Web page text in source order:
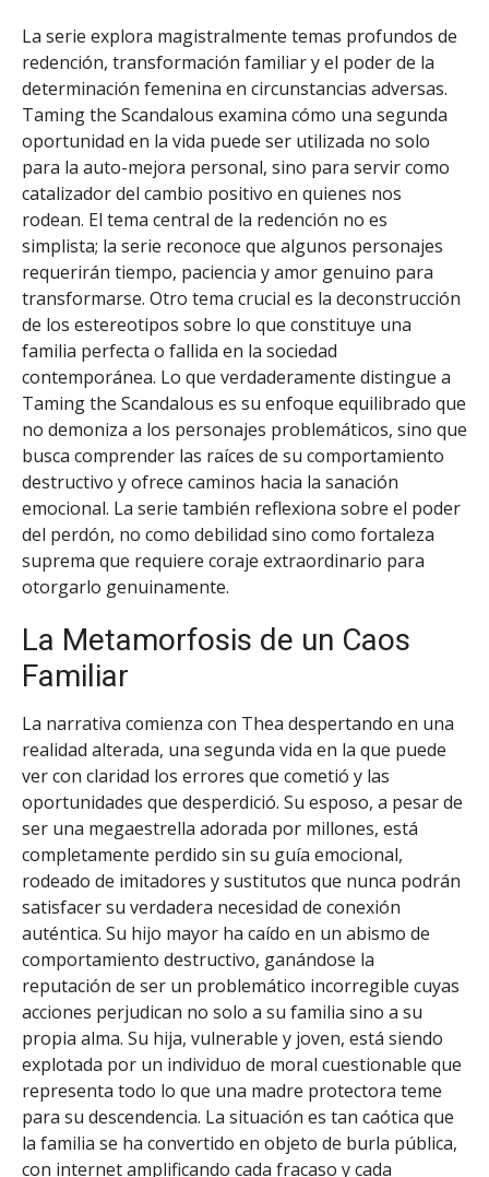
La serie explora magistralmente temas profundos de
redención, transformación familiar y el poder de la
determinación femenina en circunstancias adversas.
Taming the Scandalous examina cómo una segunda
oportunidad en la vida puede ser utilizada no solo
para la auto-mejora personal, sino para servir como
catalizador del cambio positivo en quienes nos
rodean. El tema central de la redención no es
simplista; la serie reconoce que algunos personajes
requerirán tiempo, paciencia y amor genuino para
transformarse. Otro tema crucial es la deconstrucción
de los estereotipos sobre lo que constituye una
familia perfecta o fallida en la sociedad
contemporánea. Lo que verdaderamente distingue a
Taming the Scandalous es su enfoque equilibrado que
no demoniza a los personajes problemáticos, sino que
busca comprender las raíces de su comportamiento
destructivo y ofrece caminos hacia la sanación
emocional. La serie también reflexiona sobre el poder
del perdón, no como debilidad sino como fortaleza
suprema que requiere coraje extraordinario para
otorgarlo genuinamente.
La Metamorfosis de un Caos
Familiar
La narrativa comienza con Thea despertando en una
realidad alterada, una segunda vida en la que puede
ver con claridad los errores que cometió y las
oportunidades que desperdició. Su esposo, a pesar de
ser una megaestrella adorada por millones, está
completamente perdido sin su guía emocional,
rodeado de imitadores y sustitutos que nunca podrán
satisfacer su verdadera necesidad de conexión
auténtica. Su hijo mayor ha caído en un abismo de
comportamiento destructivo, ganándose la
reputación de ser un problemático incorregible cuyas
acciones perjudican no solo a su familia sino a su
propia alma. Su hija, vulnerable y joven, está siendo
explotada por un individuo de moral cuestionable que
representa todo lo que una madre protectora teme
para su descendencia. La situación es tan caótica que
la familia se ha convertido en objeto de burla pública,
con internet amplificando cada fracaso y cada